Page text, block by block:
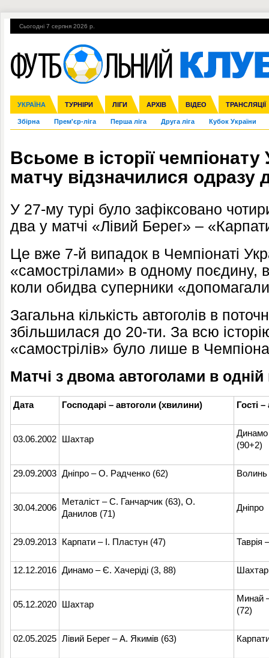
Сьогодні 7 серпня 2026 р.
УКРАЇНА ТУРНІРИ ЛІГИ АРХІВ ВІДЕО ТРАНСЛЯЦІЇ
Збірна Прем'єр-ліга Перша ліга Друга ліга Кубок України
Ліга чемпіонів Ліга Європи Міжнародні Ліга націй Ліга
Англія Іспанія Італія Німеччина Франція Інші
ЧС-2014 ЄВРО-2016 Росія Кубок конфедерацій ЧЄ-2015 (U-
Гарячі теми УПЛ, 1-й тур ВІЙНА УПЛ-ПЕРЕХОДИ
Всьоме в історії
матчу відзначилися одразу
У 27-му турі було зафіксовано
два у матчі «Лівий Берег» –
Це вже 7-й випадок в Чемпіонаті
«самострілами» в одному поєдину,
коли обидва суперники
Загальна кількість автоголів в
збільшилася до 20-ти. За всю
«самострілів» було лише в
Матчі з двома автоголами в одній
Дата Господарі – автоголи (хвилини) Гості –
03.06.2002 Шахтар
(90+2)
29.09.2003 Дніпро –О. Радченко (62) Волинь
30.04.2006
Металіст –С. Ганчарчик (63), О.
Данилов (71)
Дніпро
29.09.2013 Карпати –І. Пластун (47) Таврія –
12.12.2016 Динамо –Є. Хачеріді (3, 88) Шахтар
05.12.2020 Шахтар
Минай
(72)
02.05.2025 Лівий Берег –А. Якимів (63)